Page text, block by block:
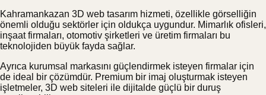
Kahramankazan 3D web tasarım hizmeti, özellikle görselliğin
önemli olduğu sektörler için oldukça uygundur. Mimarlık ofisleri,
inşaat firmaları, otomotiv şirketleri ve üretim firmaları bu
teknolojiden büyük fayda sağlar.
Ayrıca kurumsal markasını güçlendirmek isteyen firmalar için
de ideal bir çözümdür. Premium bir imaj oluşturmak isteyen
işletmeler, 3D web siteleri ile dijitalde güçlü bir duruş